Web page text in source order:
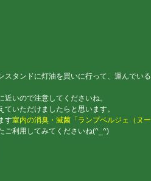
タンドに灯油を買いに行って、運んでいる
いので注意してくださいね。
いただけましたらと思います。
す室内の消臭・滅菌「ランプベルジェ（ヌー
ご利用してみてくださいね(^_^)